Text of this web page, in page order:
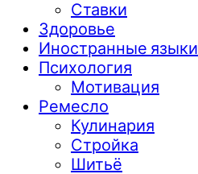
Ставки
Здоровье
Иностранные языки
Психология
Мотивация
Ремесло
Кулинария
Стройка
Шитьё